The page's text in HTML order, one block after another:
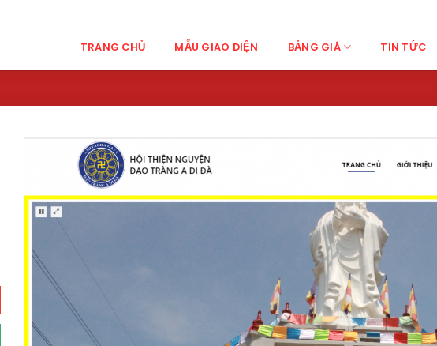
TRANG CHỦ MẪU GIAO DIỆN BẢNG GIÁ TIN TỨC